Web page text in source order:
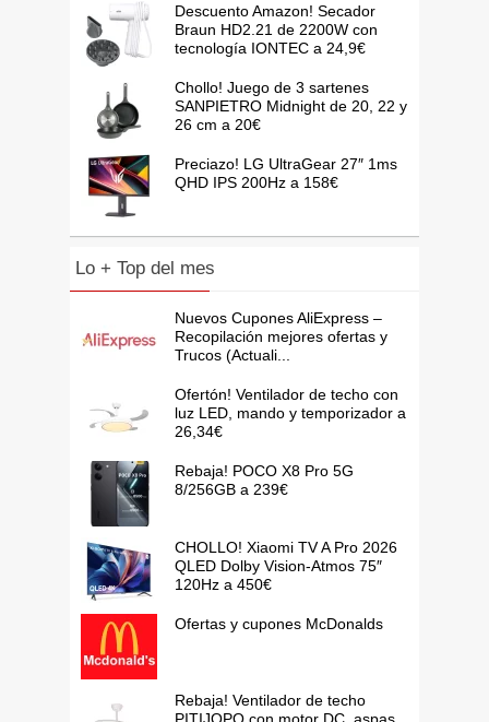
Descuento Amazon! Secador
Braun HD2.21 de 2200W con
tecnología IONTEC a 24,9€
Chollo! Juego de 3 sartenes
SANPIETRO Midnight de 20, 22 y
26 cm a 20€
Preciazo! LG UltraGear 27″ 1ms
QHD IPS 200Hz a 158€
Lo + Top del mes
Nuevos Cupones AliExpress –
Recopilación mejores ofertas y
Trucos (Actuali...
Ofertón! Ventilador de techo con
luz LED, mando y temporizador a
26,34€
Rebaja! POCO X8 Pro 5G
8/256GB a 239€
CHOLLO! Xiaomi TV A Pro 2026
QLED Dolby Vision-Atmos 75″
120Hz a 450€
Ofertas y cupones McDonalds
Rebaja! Ventilador de techo